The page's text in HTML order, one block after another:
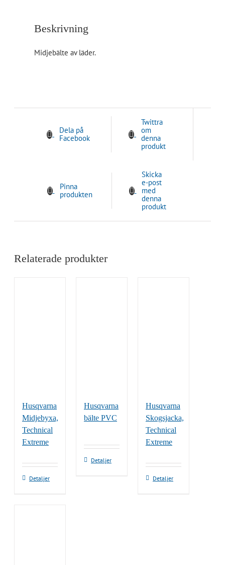
Beskrivning
Midjebälte av läder.
Dela på
Facebook
Twittra
om
denna
produkt
Pinna
produkten
Skicka
e-post
med
denna
produkt
Relaterade produkter
Husqvarna
Midjebyxa,
Technical
Extreme
DenDetaljer
Husqvarna
bälte PVC
Detaljer
Husqvarna
Skogsjacka,
Technical
Extreme
DenDetaljer